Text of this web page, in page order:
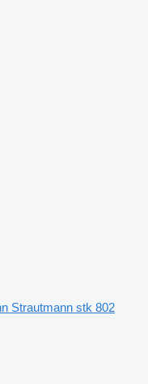
Strautmann stk 802